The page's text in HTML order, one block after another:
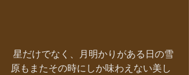
原もまたその時にしか味わえない美し